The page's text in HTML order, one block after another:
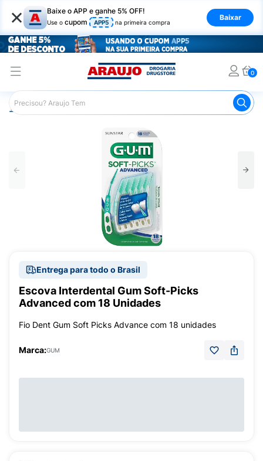
× Baixe o APP e ganhe 5% OFF!
Use o cupom APP5 na primeira compra
Baixar
0
Araujo Higiene Pessoal Fio Dental
Entrega para todo o Brasil
Escova Interdental Gum Soft-Picks
Advanced com 18 Unidades
Fio Dent Gum Soft Picks Advance com 18 unidades
Marca:GUM